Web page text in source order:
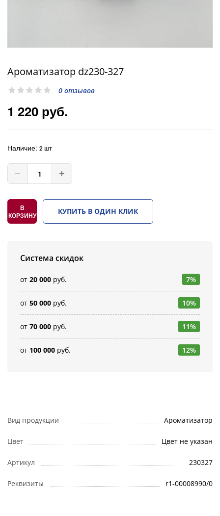
Ароматизатор dz230-327
0 отзывов
1 220 руб.
Наличие: 2 шт
В
КОРЗИНУ
КУПИТЬ В ОДИН КЛИК
Система скидок
от 20 000 руб. 7%
от 50 000 руб. 10%
от 70 000 руб. 11%
от 100 000 руб. 12%
Вид продукции Ароматизатор
Цвет Цвет не указан
Артикул 230327
Реквизиты r1-00008990/0